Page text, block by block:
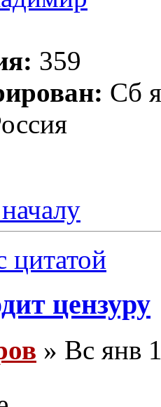
359
Сб
цитатой
цензуру
» Вс янв